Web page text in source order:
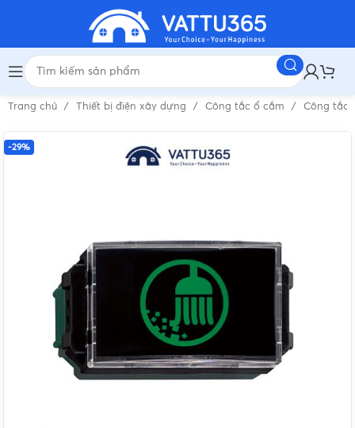
Trang chủ Thiết bị điện xây dựng Công tắc ổ cắm Công tắc
-29%